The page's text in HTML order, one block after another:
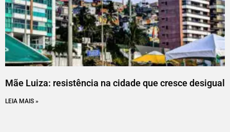
Mãe Luiza: resistência na cidade que cresce desigual
LEIA MAIS »